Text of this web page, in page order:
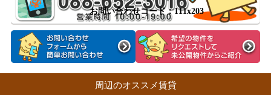
お問い合わせコード：111x203
周辺のオススメ賃貸